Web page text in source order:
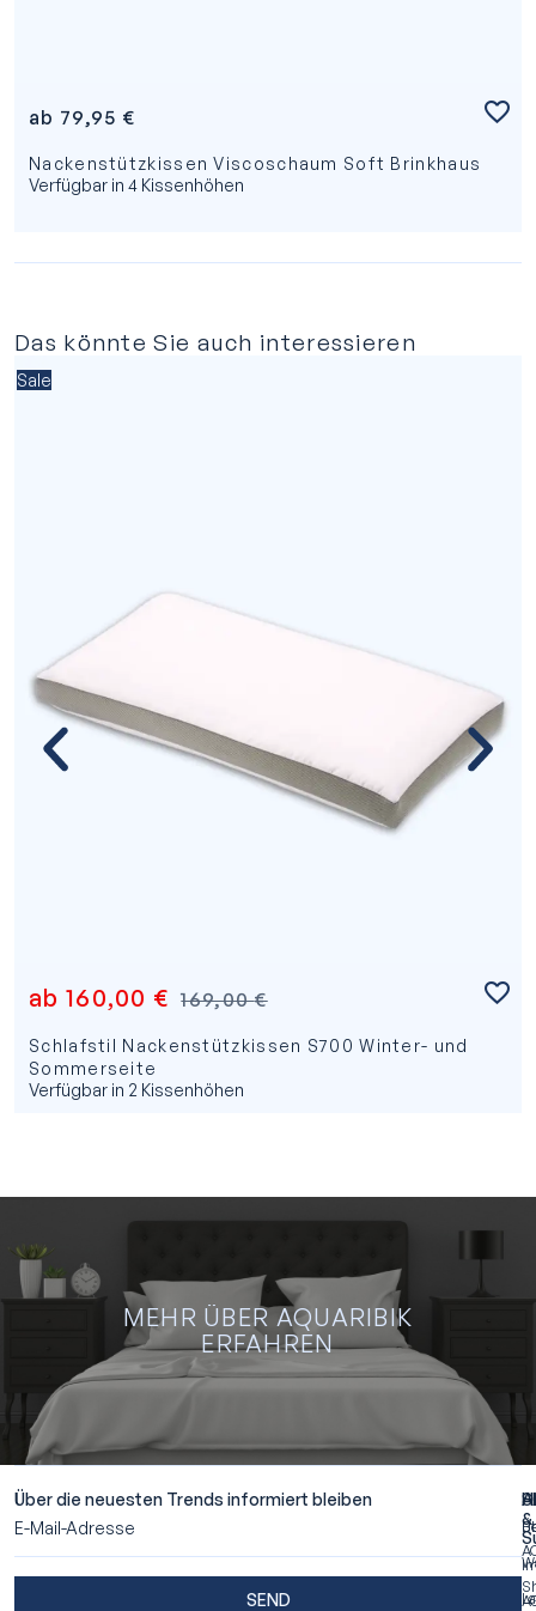
ab 79,95 €
Nackenstützkissen Viscoschaum Soft Brinkhaus
Verfügbar in 4 Kissenhöhen
Das könnte Sie auch interessieren
Sale
169,00€
ab 160,00 €
Schlafstil Nackenstützkissen S700 Winter- und
Sommerseite
Verfügbar in 2 Kissenhöhen
MEHR ÜBER AQUARIBIK
ERFAHREN
Über die neuesten Trends informiert bleiben
SEND
&